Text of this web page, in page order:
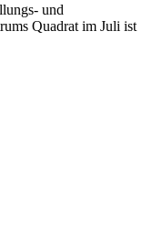
und
Quadrat im Juli ist